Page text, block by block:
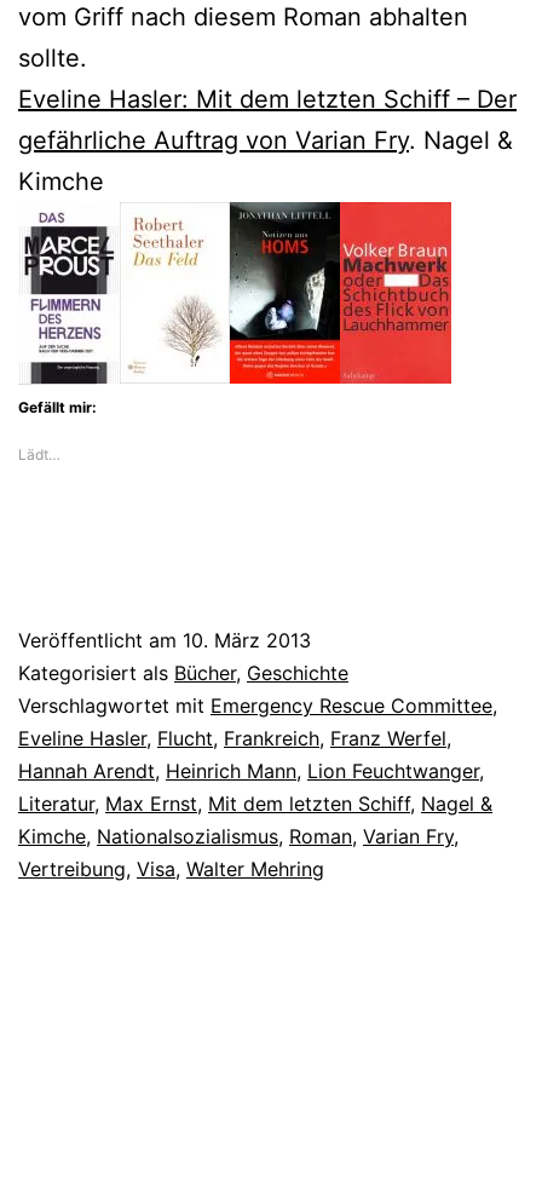
vom Griff nach diesem Roman abhalten
sollte.
Eveline Hasler: Mit dem letzten Schiff – Der
gefährliche Auftrag von Varian Fry. Nagel &
Kimche
Gefällt mir:
Lädt…
Veröffentlicht am 10. März 2013
Kategorisiert als Bücher, Geschichte
Verschlagwortet mit Emergency Rescue Committee,
Eveline Hasler, Flucht, Frankreich, Franz Werfel,
Hannah Arendt, Heinrich Mann, Lion Feuchtwanger,
Literatur, Max Ernst, Mit dem letzten Schiff, Nagel &
Kimche, Nationalsozialismus, Roman, Varian Fry,
Vertreibung, Visa, Walter Mehring